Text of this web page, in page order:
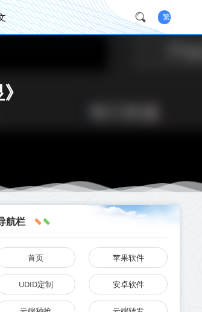
繁
航栏
首页 苹果软件
UDID定制 安卓软件